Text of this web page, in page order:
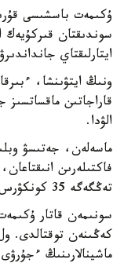
ۇكىمەت باسشىسى
سوندىقتان
ايتارلىقتاي
ونىڭ ايتۋىنشا،
قاراجاتىن ماقساتسىز
الۋدا.
ماسەلەن، جەتىسۋ
تەڭگەگە 35 كونكۋرس بويىنشا راسىمدەر توقتاتىلدى.
سونىمەن قاتار
كەڭىنەن توقتالدى.
ماشينالارىنىڭ